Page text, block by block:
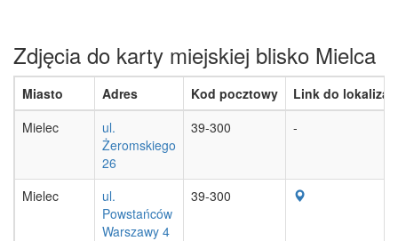
Zdjęcia do karty miejskiej blisko Mielca
Miasto Adres Kod pocztowy
Link do
Mielec
ul.
Żeromskiego
26
39-300 -
Mielec
ul.
Powstańców
Warszawy 4
39-300